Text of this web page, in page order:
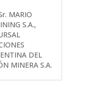
MARIO
S.A.,
DEL
MINERA S.A.